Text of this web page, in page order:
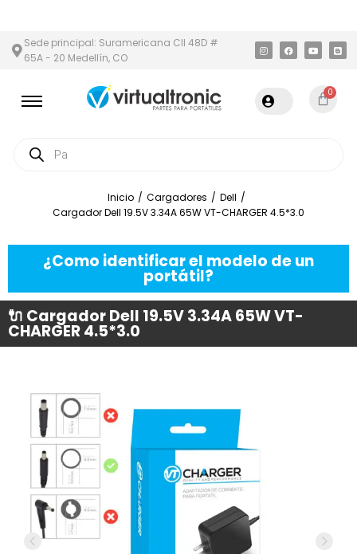
Sede principal: Suramericana Cll 48D #
65A - 20 Medellín, CO
0
Inicio / Cargadores / Dell /
Cargador Dell 19.5V 3.34A 65W VT-CHARGER 4.5*3.0
¿Como identificar el modelo de un
portátil?
🔌 Cargador Dell 19.5V 3.34A 65W VT-
CHARGER 4.5*3.0